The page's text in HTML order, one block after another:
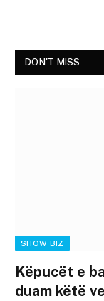
DON'T MISS
SHOW BIZ
Këpucët e
duam këtë